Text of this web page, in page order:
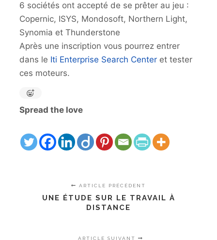
6 sociétés ont accepté de se prêter au jeu :
Copernic, ISYS, Mondosoft, Northern Light,
Synomia et Thunderstone
Après une inscription vous pourrez entrer
dans le Iti Enterprise Search Center et tester
ces moteurs.
Spread the love
ARTICLE PRÉCÉDENT
UNE ÉTUDE SUR LE TRAVAIL À
DISTANCE
ARTICLE SUIVANT